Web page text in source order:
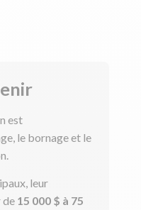
est
le bornage et le
leur
de 15 000 $ à 75